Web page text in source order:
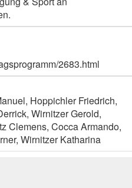
2683.html
Hoppichler Friedrich,
Wirnitzer Gerold,
Clemens, Cocca Armando,
Wirnitzer Katharina